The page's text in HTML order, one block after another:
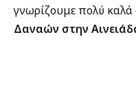
γνωρίζουμε πολύ καλά
Δαναών στην